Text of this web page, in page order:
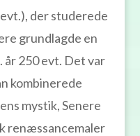
der studerede
grundlagde en
år 250 evt. Det var
kombinerede
mystik, Senere
renæssancemaler